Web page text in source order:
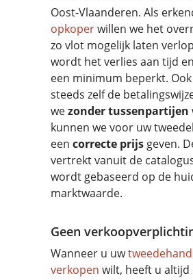
Oost-Vlaanderen. Als
opkoperwillen we het
zo vlot mogelijk laten
wordt het verlies aan tijd
een minimum beperkt.
steeds zelf de
wezonder tussenpartijen
kunnen we voor uw
een correcte prijsgeven.
vertrekt vanuit de
wordt gebaseerd op de
marktwaarde.
Geen
Wanneer u uw
verkopen wilt, heeft u altijd